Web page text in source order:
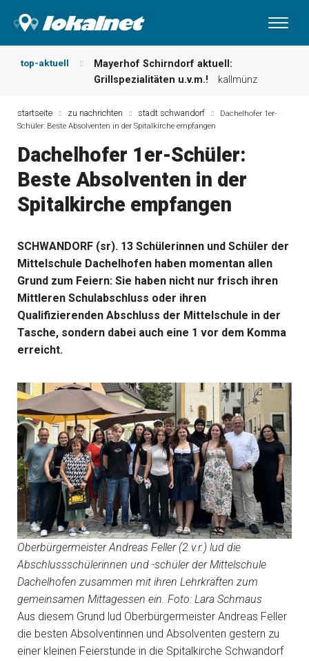
top-aktuell
Mayerhof Schirndorf aktuell:
Grillspezialitäten u.v.m.!
kallmünz
und mehr …
burglengenfeld
Der „deutsche Michel“ muss nun
leserbriefe
Maxhütter Fischladen: Unser aktuelles
Nutzen Sie aktuelle Angebote Ihrer
Metzgerei Hummel: Aktuelles
Wochenangebot!
startseite zu nachrichten stadt schwandorf
Dachelhofer 1er-
Schüler: Beste Absolventen in der Spitalkirche empfangen
Dachelhofer 1er-Schüler:
Beste Absolventen in der
Spitalkirche empfangen
SCHWANDORF (sr). 13 Schülerinnen und Schüler der
Mittelschule Dachelhofen haben momentan allen
Grund zum Feiern: Sie haben nicht nur frisch ihren
Mittleren Schulabschluss oder ihren
Qualifizierenden Abschluss der Mittelschule in der
Tasche, sondern dabei auch eine 1 vor dem Komma
erreicht.
Oberbürgermeister Andreas Feller (2.v.r.) lud die
Abschlussschülerinnen und -schüler der Mittelschule
Dachelhofen zusammen mit ihren Lehrkräften zum
gemeinsamen Mittagessen ein. Foto: Lara Schmaus
Aus diesem Grund lud Oberbürgermeister Andreas Feller
die besten Absolventinnen und Absolventen gestern zu
einer kleinen Feierstunde in die Spitalkirche Schwandorf